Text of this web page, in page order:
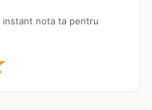
nota ta pentru